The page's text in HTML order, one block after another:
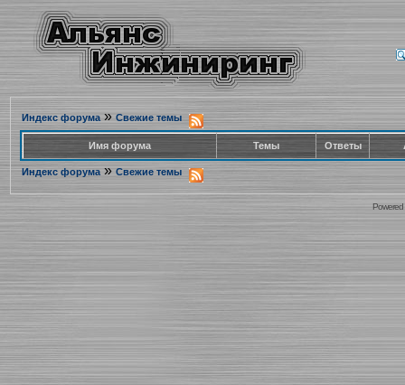
Индекс форума» Свежие темы
Имя форума Темы Ответы
Индекс форума » Свежие темы